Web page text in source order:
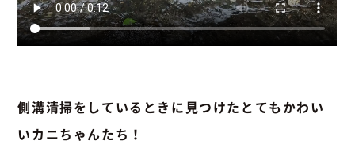
側溝清掃をしているときに見つけたとてもかわい
いカニちゃんたち！